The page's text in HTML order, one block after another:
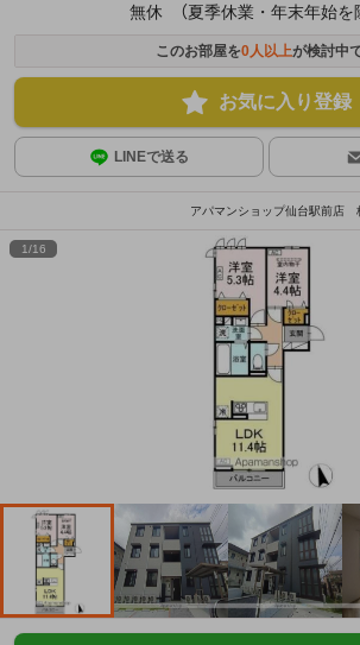
無休 （夏季休業・年末年始を除
このお部屋を0人以上が検討中
お気に入り登録
LINEで送る
アパマンショップ仙台駅前店
1/16